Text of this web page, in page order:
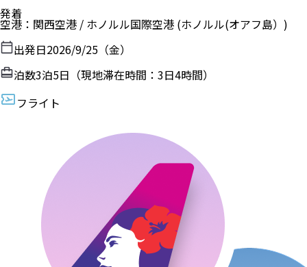
発着
空港 ： 関西空港 / ホノルル国際空港 (ホノルル(オアフ島）)
出発日2026/9/25（金）
泊数3泊5日（現地滞在時間： 3日4時間）
フライト